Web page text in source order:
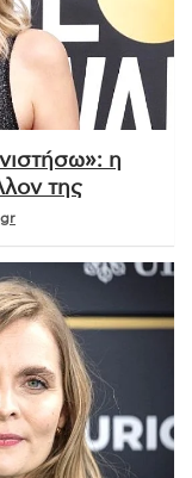
η
της